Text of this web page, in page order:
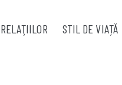
STIL DE VIAȚĂ